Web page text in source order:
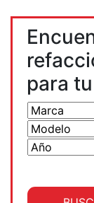
para